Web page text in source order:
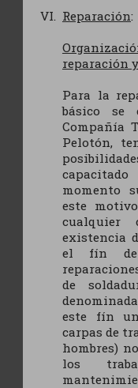
Reparación:
reparación
Para la
básico se
Compañía
Pelotón,
momento
este
cualquier
existencia
el fín de
de
este fín
carpas de
hombres)
los